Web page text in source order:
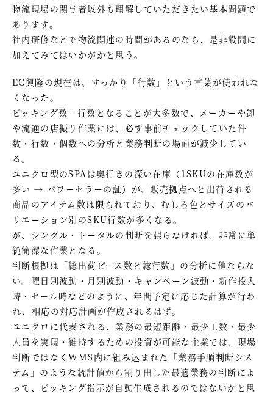
物流現場の関与者以外も理解していただきたい基本問題で
あります。
社内研修などで物流関連の時間があるのなら、是非設問に
加えてみてはいかがかと思う。
EC興隆の現在は、すっかり「行数」という言葉が使われな
くなった。
ピッキング数＝行数となることが大多数で、メーカーや卸
や流通の店振り作業には、必ず事前チェックしていた件
数・行数・個数への分析と業務判断の場面が減少してい
る。
ユニクロ型のSPAは奥行きの深い在庫（1SKUの在庫数が
多い → パワーセラーの証）が、販売拠点へと出荷される
商品のアイテム数は限られており、むしろ色とサイズのバ
リエーション別のSKU行数が多くなる。
が、シングル・トータルの判断を誤らなければ、非常に単
純簡潔な作業となる。
判断根拠は「総出荷ピース数と総行数」の分析に他ならな
い。曜日別波動・月別波動・キャンペーン波動・新作投入
時・セール時などのように、年間予定に応じた計算が行わ
れ、相応の対応計画が作成されるはず。
ユニクロに代表される、業務の最短距離・最少工数・最少
人員を実現・維持するための投資が可能な企業では、現場
判断ではなくWMS内に組み込まれた「業務手順判断シス
テム」のような統計値から割り出した最適業務の判断によ
って、ピッキング指示が自動生成されるのではないかと思